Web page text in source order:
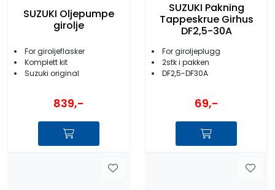
SUZUKI Oljepumpe
girolje
For giroljeflasker
Komplett kit
Suzuki original
839,-
SUZUKI Pakning
Tappeskrue Girhus
DF2,5-30A
For giroljeplugg
2stk i pakken
DF2,5-DF30A
69,-